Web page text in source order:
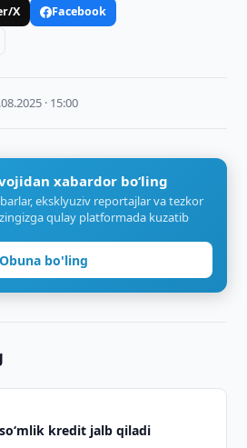
X
Facebook
· 15:00
xabardor bo‘ling
eksklyuziv reportajlar va tezkor
qulay platformada kuzatib
Obuna bo'ling
kredit jalb qiladi